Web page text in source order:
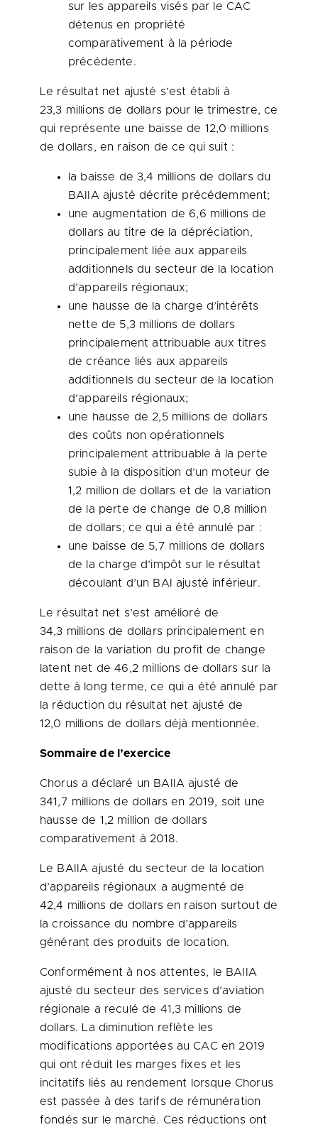
sur les appareils visés par le CAC
détenus en propriété
comparativement à la période
précédente.
Le résultat net ajusté s’est établi à
23,3 millions de dollars pour le trimestre, ce
qui représente une baisse de 12,0 millions
de dollars, en raison de ce qui suit :
la baisse de 3,4 millions de dollars du
BAIIA ajusté décrite précédemment;
une augmentation de 6,6 millions de
dollars au titre de la dépréciation,
principalement liée aux appareils
additionnels du secteur de la location
d’appareils régionaux;
une hausse de la charge d’intérêts
nette de 5,3 millions de dollars
principalement attribuable aux titres
de créance liés aux appareils
additionnels du secteur de la location
d’appareils régionaux;
une hausse de 2,5 millions de dollars
des coûts non opérationnels
principalement attribuable à la perte
subie à la disposition d’un moteur de
1,2 million de dollars et de la variation
de la perte de change de 0,8 million
de dollars; ce qui a été annulé par :
une baisse de 5,7 millions de dollars
de la charge d’impôt sur le résultat
découlant d’un BAI ajusté inférieur.
Le résultat net s’est amélioré de
34,3 millions de dollars principalement en
raison de la variation du profit de change
latent net de 46,2 millions de dollars sur la
dette à long terme, ce qui a été annulé par
la réduction du résultat net ajusté de
12,0 millions de dollars déjà mentionnée.
Sommaire de l’exercice
Chorus a déclaré un BAIIA ajusté de
341,7 millions de dollars en 2019, soit une
hausse de 1,2 million de dollars
comparativement à 2018.
Le BAIIA ajusté du secteur de la location
d’appareils régionaux a augmenté de
42,4 millions de dollars en raison surtout de
la croissance du nombre d’appareils
générant des produits de location.
Conformément à nos attentes, le BAIIA
ajusté du secteur des services d’aviation
régionale a reculé de 41,3 millions de
dollars. La diminution reflète les
modifications apportées au CAC en 2019
qui ont réduit les marges fixes et les
incitatifs liés au rendement lorsque Chorus
est passée à des tarifs de rémunération
fondés sur le marché. Ces réductions ont